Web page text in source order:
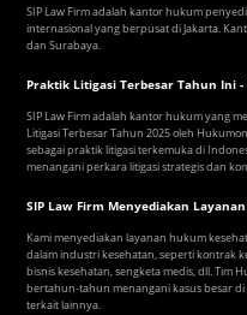
SIP Law Firm adalah kantor hukum
internasional yang berpusat di Jakarta.
dan Surabaya.
Praktik Litigasi Terbesar Tahun Ini
SIP Law Firm adalah kantor hukum yang
Litigasi Terbesar Tahun 2025 oleh
sebagai praktik litigasi terkemuka di
menangani perkara litigasi strategis dan
SIP Law Firm Menyediakan
Kami menyediakan layanan hukum
dalam industri kesehatan, seperti kontrak
bisnis kesehatan, sengketa medis, dll. Tim
bertahun-tahun menangani kasus besar
terkait lainnya.